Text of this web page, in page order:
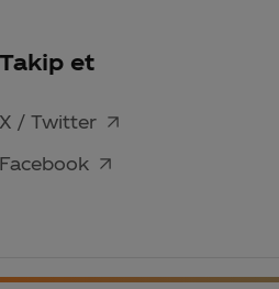
Takip et
X / Twitter
Facebook